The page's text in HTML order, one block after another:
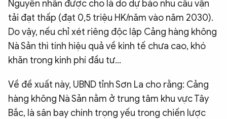
Chuyên trang An ninh thế giới
Văn nghệ Công an
Chuyên đề
Nguyên nhân được cho là do dự báo nhu cầu vận
tải đạt thấp (đạt 0,5 triệu HK/năm vào năm 2030).
Do vậy, nếu chỉ xét riêng độc lập Cảng hàng không
Nà Sản thì tính hiệu quả về kinh tế chưa cao, khó
khăn trong kinh phí đầu tư...
Về đề xuất này, UBND tỉnh Sơn La cho rằng: Cảng
hàng không Nà Sản nằm ở trung tâm khu vực Tây
Bắc, là sân bay chính trọng yếu trong chiến lược